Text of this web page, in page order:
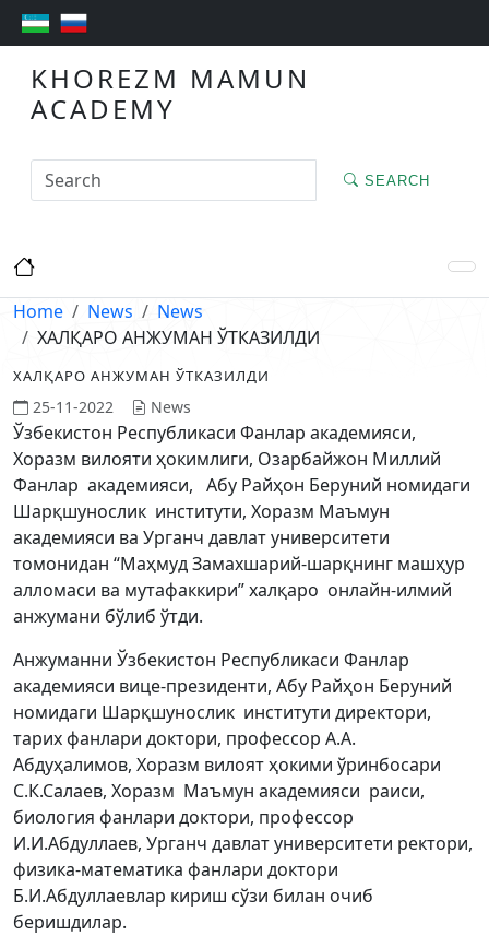
KHOREZM MAMUN
ACADEMY
SEARCH
Home News
News
ХАЛҚАРО АНЖУМАН ЎТКАЗИЛДИ
ХАЛҚАРО АНЖУМАН ЎТКАЗИЛДИ
25-11-2022 News
Ўзбекистон Республикаси Фанлар академияси,
Хоразм вилояти ҳокимлиги, Озарбайжон Миллий
Фанлар академияси, Абу Райҳон Беруний номидаги
Шарқшунослик институти, Хоразм Маъмун
академияси ва Урганч давлат университети
томонидан “Маҳмуд Замахшарий-шарқнинг машҳур
алломаси ва мутафаккири” халқаро онлайн-илмий
анжумани бўлиб ўтди.
Анжуманни Ўзбекистон Республикаси Фанлар
академияси вице-президенти, Абу Райҳон Беруний
номидаги Шарқшунослик институти директори,
тарих фанлари доктори, профессор А.А.
Абдуҳалимов, Хоразм вилоят ҳокими ўринбосари
С.К.Салаев, Хоразм Маъмун академияси раиси,
биология фанлари доктори, профессор
И.И.Абдуллаев, Урганч давлат университети ректори,
физика-математика фанлари доктори
Б.И.Абдуллаевлар кириш сўзи билан очиб
беришдилар.